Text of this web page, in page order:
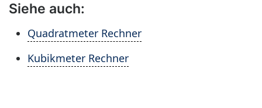
Siehe auch:
Quadratmeter Rechner
Kubikmeter Rechner